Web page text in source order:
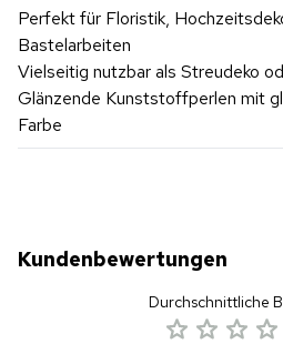
Perfekt für Floristik,
Bastelarbeiten
Vielseitig nutzbar als Streudeko
Glänzende Kunststoffperlen mit
Farbe
Kundenbewertungen
Durchschnittliche